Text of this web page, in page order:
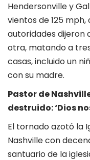
Hendersonville y
vientos de 125
autoridades dijeron
otra, matando a
casas, incluido un
con su madre.
Pastor de
destruido: ‘Dios
El tornado azotó la
Nashville con
santuario de la